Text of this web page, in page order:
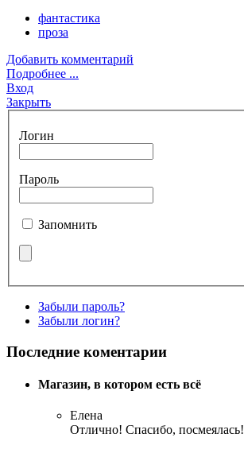
фантастика
проза
Добавить комментарий
Подробнее ...
Вход
Закрыть
Логин
Пароль
Запомнить
Забыли пароль?
Забыли логин?
Последние коментарии
Магазин, в котором есть всё
Елена
Отлично! Спасибо, посмеялась!